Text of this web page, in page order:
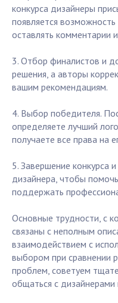
конкурса дизайнеры
появляется
оставлять комментарии
3. Отбор финалистов и
решения, а авторы
вашим рекомендациям.
4. Выбор победителя.
определяете лучший
получаете все права на
5. Завершение конкурса
дизайнера, чтобы
поддержать
Основные трудности, с
связаны с неполным
взаимодействием с
выбором при сравнении
проблем, советуем
общаться с